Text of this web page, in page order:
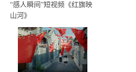
“感人瞬间”短视频《红旗映
山河》